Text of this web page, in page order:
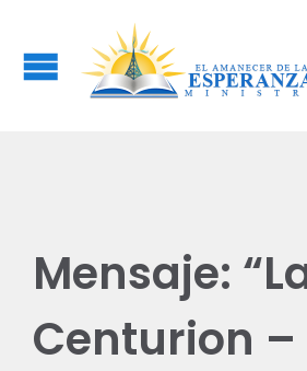
Mensaje:
Centurion –